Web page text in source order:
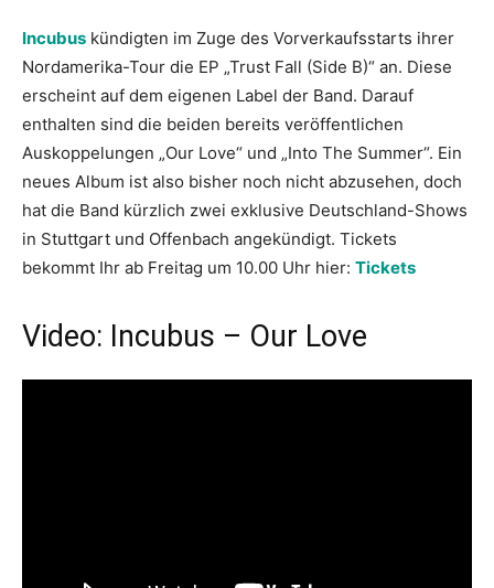
Incubus kündigten im Zuge des Vorverkaufsstarts ihrer
Nordamerika-Tour die EP „Trust Fall (Side B)“ an. Diese
erscheint auf dem eigenen Label der Band. Darauf
enthalten sind die beiden bereits veröffentlichen
Auskoppelungen „Our Love“ und „Into The Summer“. Ein
neues Album ist also bisher noch nicht abzusehen, doch
hat die Band kürzlich zwei exklusive Deutschland-Shows
in Stuttgart und Offenbach angekündigt. Tickets
bekommt Ihr ab Freitag um 10.00 Uhr hier: Tickets
Video: Incubus – Our Love